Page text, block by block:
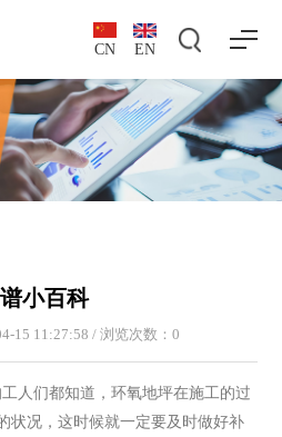
CN EN
小百科
15 11:27:58 / 浏览次数： 0
人们都知道，环氧地坪在施工的过
状况，这时候就一定要及时做好补